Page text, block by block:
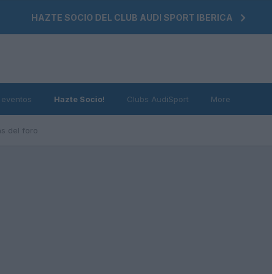
HAZTE SOCIO DEL CLUB AUDI SPORT IBERICA
del foro
Hazte Socio! Clubs AudiSport More